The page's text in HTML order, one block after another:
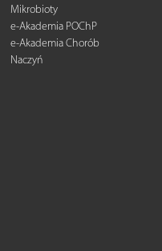
Mikrobioty
e-Akademia POChP
e-Akademia Chorób
Naczyń